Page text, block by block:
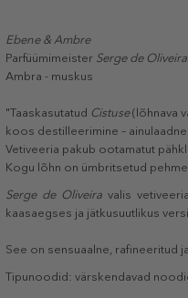
Ebene & Ambre
Parfüümimeister Serge de Oliveira
Ambra - muskus
"Taaskasutatud Cistuse(lõhnava
koos destilleerimine –
Vetiveeria pakub ootamatut
Kogu lõhn on ümbritsetud
Serge de Oliveiravalis
kaasaegses ja jätkusuutlikus
See on sensuaalne, rafineeritud
Tipunoodid: värskendavad